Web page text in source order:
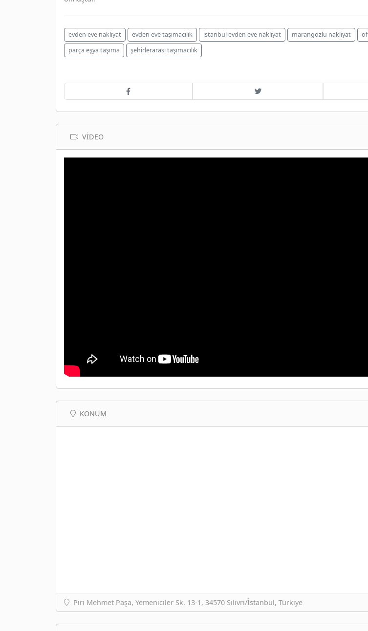
evden eve nakliyat evden eve taşımacılık istanbul evden eve nakliyat marangozlu nakliyat
parça eşya taşıma
şehirlerarası taşımacılık
VIDEO
KONUM
Piri Mehmet Paşa, Yemeniciler Sk. 13-1, 34570 Silivri/İstanbul, Türkiye